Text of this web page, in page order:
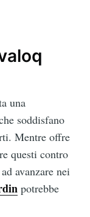
una
soddisfano
Mentre offre
questi contro
avanzare nei
potrebbe